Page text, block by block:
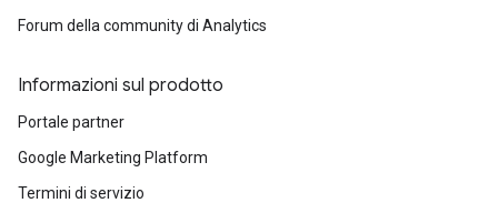
Forum della community di Analytics
Informazioni sul prodotto
Portale partner
Google Marketing Platform
Termini di servizio